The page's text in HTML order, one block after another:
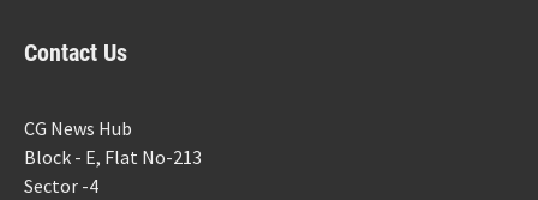
Contact Us
CG News Hub
Block - E, Flat No-213
Sector -4